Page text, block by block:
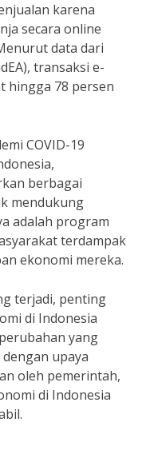
karena
secara online
data dari
transaksi e-
hingga 78 persen
COVID-19
berbagai
mendukung
adalah program
terdampak
ekonomi mereka.
terjadi, penting
di Indonesia
yang
upaya
oleh pemerintah,
di Indonesia